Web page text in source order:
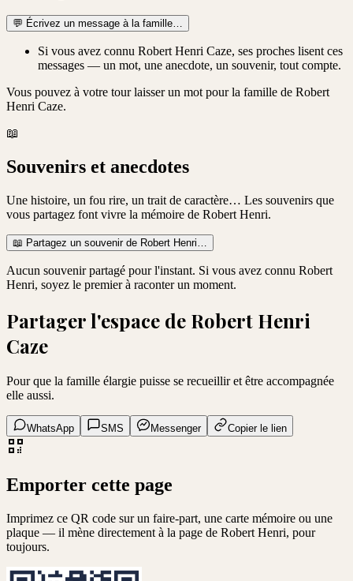
💬 Écrivez un message à la famille…
Si vous avez connu Robert Henri Caze, ses proches lisent ces
messages — un mot, une anecdote, un souvenir, tout compte.
Vous pouvez à votre tour laisser un mot pour la famille de Robert
Henri Caze.
📖
Souvenirs et anecdotes
Une histoire, un fou rire, un trait de caractère… Les souvenirs que
vous partagez font vivre la mémoire de Robert Henri.
📖 Partagez un souvenir de Robert Henri…
Aucun souvenir partagé pour l'instant. Si vous avez connu Robert
Henri, soyez le premier à raconter un moment.
Partager l'espace de Robert Henri
Caze
Pour que la famille élargie puisse se recueillir et être accompagnée
elle aussi.
WhatsApp SMS Messenger Copier le lien
Emporter cette page
Imprimez ce QR code sur un faire-part, une carte mémoire ou une
plaque — il mène directement à la page de Robert Henri, pour
toujours.